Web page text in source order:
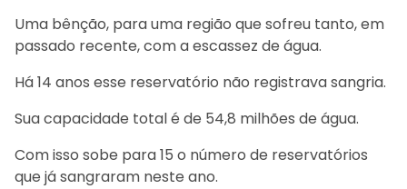
Uma bênção, para uma região que sofreu tanto, em
passado recente, com a escassez de água.
Há 14 anos esse reservatório não registrava sangria.
Sua capacidade total é de 54,8 milhões de água.
Com isso sobe para 15 o número de reservatórios
que já sangraram neste ano.